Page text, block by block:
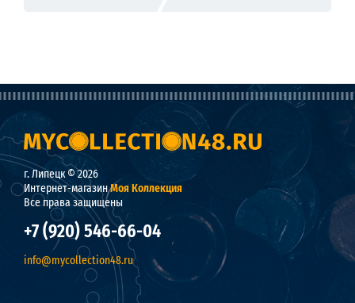
г. Липецк © 2026
Интернет-магазинМоя Коллекция
Все права защищены
+7 (920) 546-66-04
info@mycollection48.ru